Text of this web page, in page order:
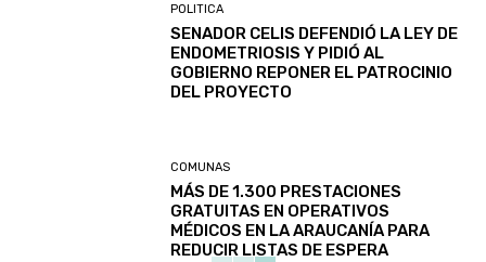
POLITICA
SENADOR CELIS DEFENDIÓ LA LEY DE
ENDOMETRIOSIS Y PIDIÓ AL
GOBIERNO REPONER EL PATROCINIO
DEL PROYECTO
COMUNAS
MÁS DE 1.300 PRESTACIONES
GRATUITAS EN OPERATIVOS
MÉDICOS EN LA ARAUCANÍA PARA
REDUCIR LISTAS DE ESPERA